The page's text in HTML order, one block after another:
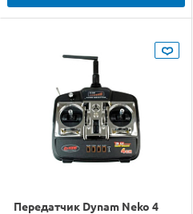
Передатчик Dynam Neko 4